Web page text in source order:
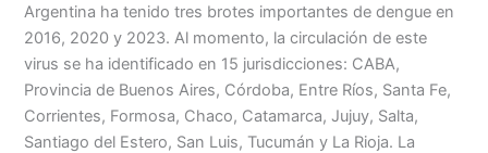
Argentina ha tenido tres brotes importantes de dengue en
2016, 2020 y 2023. Al momento, la circulación de este
virus se ha identificado en 15 jurisdicciones: CABA,
Provincia de Buenos Aires, Córdoba, Entre Ríos, Santa Fe,
Corrientes, Formosa, Chaco, Catamarca, Jujuy, Salta,
Santiago del Estero, San Luis, Tucumán y La Rioja. La